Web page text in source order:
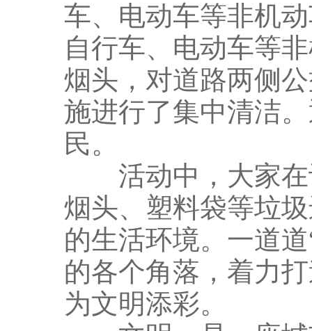
车、电动车等非机
自行车、电动车等
烟头，对道路两侧
施进行了集中清洁
民。
活动中，大家在
烟头、塑料袋等垃
的生活环境。一道
的各个角落，着力
为文明添彩。